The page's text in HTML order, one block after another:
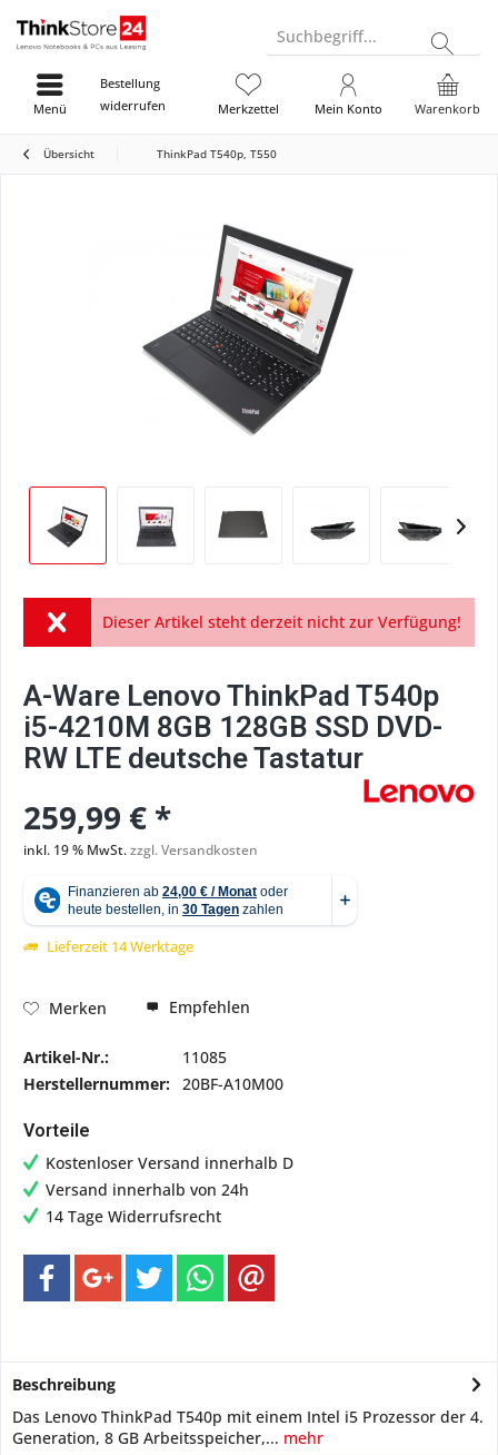
Suchbegriff...
Bestellung
widerrufen
Warenkorb
Merkzettel Mein Konto
Menü
Übersicht ThinkPad T540p, T550
Dieser Artikel steht derzeit nicht zur Verfügung!
A-Ware Lenovo ThinkPad T540p
i5-4210M 8GB 128GB SSD DVD-
RW LTE deutsche Tastatur
259,99 € *
inkl. 19 % MwSt.zzgl. Versandkosten
Lieferzeit 14 Werktage
Merken Empfehlen
Artikel-Nr.:
11085
Herstellernummer: 20BF-A10M00
Vorteile
Kostenloser Versand innerhalb D
Versand innerhalb von 24h
14 Tage Widerrufsrecht
Beschreibung
Das Lenovo ThinkPad T540p mit einem Intel i5 Prozessor der 4.
Generation, 8 GB Arbeitsspeicher,... mehr